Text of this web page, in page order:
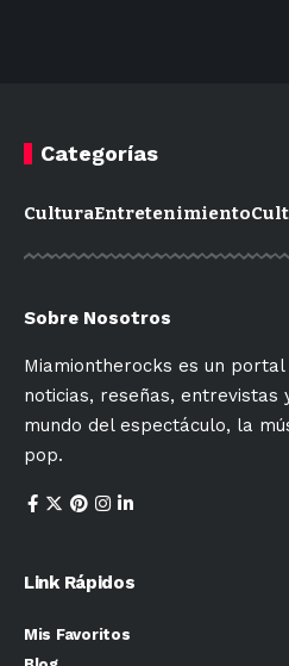
Categorías
CulturaEntretenimiento
Sobre Nosotros
Miamiontherocks es un
noticias, reseñas, entrevistas
mundo del espectáculo, la
pop.
Link Rápidos
Mis Favoritos